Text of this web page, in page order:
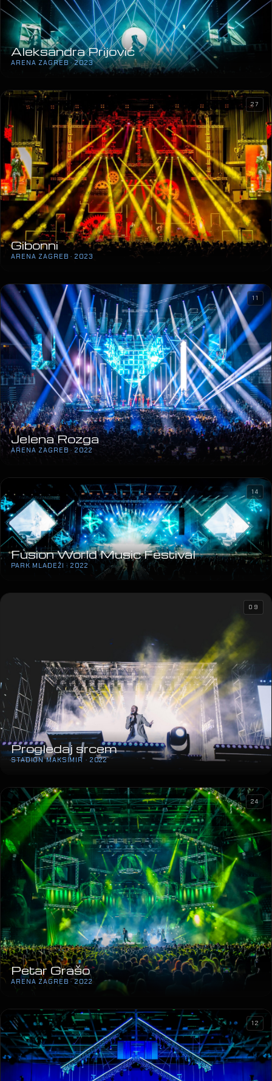
Aleksandra Prijović
ARENA ZAGREB · 2023
Gibonni
ARENA ZAGREB · 2023
27
Jelena Rozga
ARENA ZAGREB · 2022
11
Fusion World Music Festival
PARK MLADEŽI · 2022
14
Progledaj srcem
STADION MAKSIMIR · 2022
09
Petar Grašo
ARENA ZAGREB · 2022
24
12